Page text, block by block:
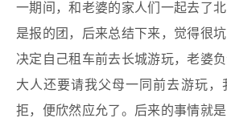
一期间，和老婆的家人们一起去了
是报的团，后来总结下来，觉得很
决定自己租车前去长城游玩，老婆
大人还要请我父母一同前去游玩，
拒，便欣然应允了。后来的事情就